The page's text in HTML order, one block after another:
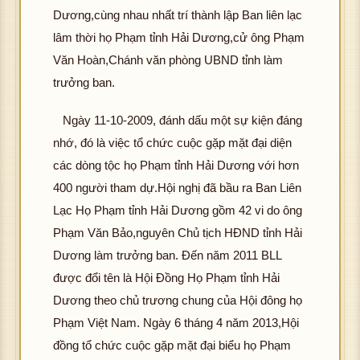
Dương,cùng nhau nhất trí thành lập Ban liên lạc
lâm thời họ Phạm tỉnh Hải Dương,cử ông Phạm
Văn Hoàn,Chánh văn phòng UBND tỉnh làm
trưởng ban.
Ngày 11-10-2009, đánh dấu một sự kiện đáng
nhớ, đó là việc tổ chức cuộc gặp mặt đại diện
các dòng tộc họ Phạm tỉnh Hải Dương với hơn
400 người tham dự.Hội nghị đã bầu ra Ban Liên
Lạc Họ Phạm tỉnh Hải Dương gồm 42 vi do ông
Phạm Văn Bảo,nguyên Chủ tịch HĐND tỉnh Hải
Dương làm trưởng ban. Đến năm 2011 BLL
được đổi tên là Hội Đồng Họ Phạm tỉnh Hải
Dương theo chủ trương chung của Hội đông họ
Phạm Việt Nam. Ngày 6 tháng 4 năm 2013,Hội
đồng tổ chức cuộc gặp mặt đại biểu họ Phạm